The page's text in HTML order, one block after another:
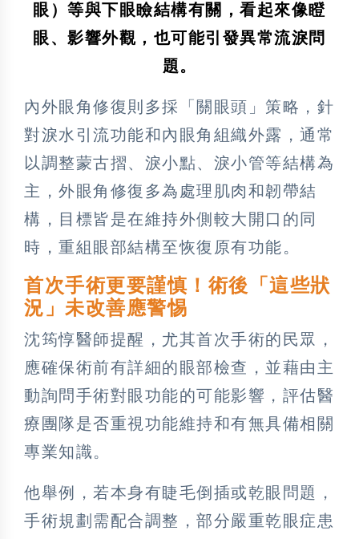
眼）等與下眼瞼結構有關，看起來像瞪
眼、影響外觀，也可能引發異常流淚問
題。
內外眼角修復則多採「關眼頭」策略，針
對淚水引流功能和內眼角組織外露，通常
以調整蒙古摺、淚小點、淚小管等結構為
主，外眼角修復多為處理肌肉和韌帶結
構，目標皆是在維持外側較大開口的同
時，重組眼部結構至恢復原有功能。
首次手術更要謹慎！術後「這些狀
況」未改善應警惕
沈筠惇醫師提醒，尤其首次手術的民眾，
應確保術前有詳細的眼部檢查，並藉由主
動詢問手術對眼功能的可能影響，評估醫
療團隊是否重視功能維持和有無具備相關
專業知識。
他舉例，若本身有睫毛倒插或乾眼問題，
手術規劃需配合調整，部分嚴重乾眼症患